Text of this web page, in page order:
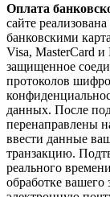
Оплата
сайте
банковскими
Visa, MasterCard
защищенное
протоколов
данных. После
перенаправлены
ввести данные
транзакцию.
реального
обработке